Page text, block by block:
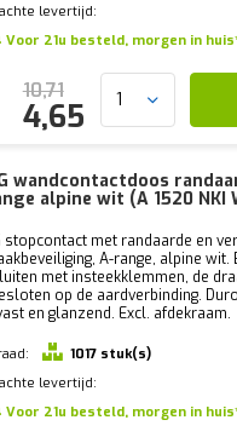
levertijd:
Voor 21u besteld, morgen in
10,71
4,65
wandcontactdoos
alpine wit (A 1520 NKI
stopcontact met randaarde en
A-range, alpine wit.
met insteekklemmen, de
op de aardverbinding.
en glanzend. Excl. afdekraam.
1017 stuk(s)
levertijd:
Voor 21u besteld, morgen in